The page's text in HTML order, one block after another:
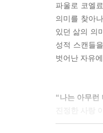
아. 사랑받고
시도해보지
“꿈을 찾는
무리 커도, 꿈
마음 깊은
파울로 코엘
의미를 찾아
있던 삶의 의
성적 스캔들
벗어난 자유
“나는 아무런